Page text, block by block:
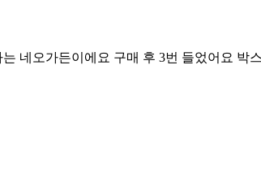
네오가든이에요 구매 후 3번 들었어요 박